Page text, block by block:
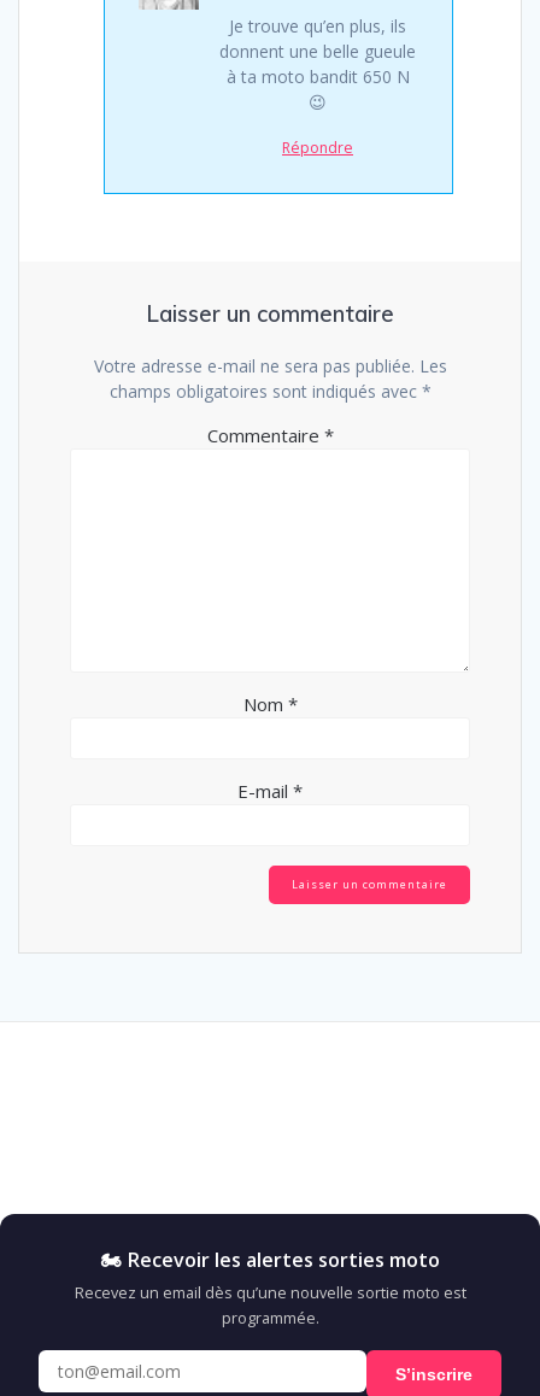
Je trouve qu’en plus, ils
donnent une belle gueule
à ta moto bandit 650 N
😉
Répondre
Laisser un commentaire
Votre adresse e-mail ne sera pas publiée. Les
champs obligatoires sont indiqués avec *
Commentaire *
Nom *
E-mail *
🏍️ Recevoir les alertes sorties moto
Recevez un email dès qu’une nouvelle sortie moto est
programmée.
S’inscrire